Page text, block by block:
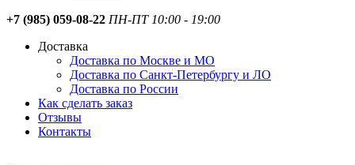
+7 (985) 059-08-22 ПН-ПТ 10:00 - 19:00
Доставка
Доставка по Москве и МО
Доставка по Санкт-Петербургу и ЛО
Доставка по России
Как сделать заказ
Отзывы
Контакты